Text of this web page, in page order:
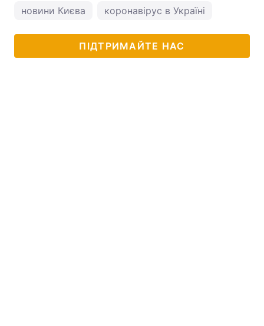
новини Києва коронавірус в Україні
ПІДТРИМАЙТЕ НАС